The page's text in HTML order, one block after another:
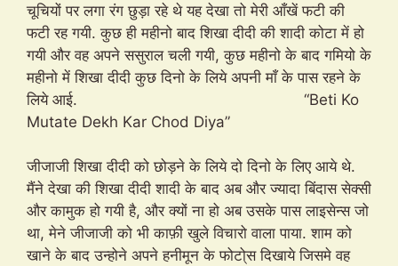
चूचियों पर लगा रंग छुड़ा रहे थे यह देखा तो मेरी आँखें फटी की
फटी रह गयी. कुछ ही महीनो बाद शिखा दीदी की शादी कोटा में हो
गयी और वह अपने ससुराल चली गयी, कुछ महीनो के बाद गमियो के
महीनो में शिखा दीदी कुछ दिनो के लिये अपनी माँ के पास रहने के
लिये आई. “Beti Ko
Mutate Dekh Kar Chod Diya”
जीजाजी शिखा दीदी को छोड़ने के लिये दो दिनो के लिए आये थे.
मैंने देखा की शिखा दीदी शादी के बाद अब और ज्यादा बिंदास सेक्सी
और कामुक हो गयी है, और क्यों ना हो अब उसके पास लाइसेन्स जो
था, मेने जीजाजी को भी काफ़ी खुले विचारो वाला पाया. शाम को
खाने के बाद उन्होने अपने हनीमून के फोटो्स दिखाये जिसमे वह